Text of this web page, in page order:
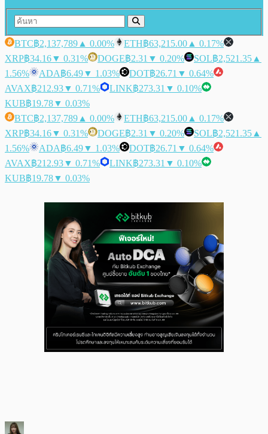
BTC฿2,137,789 ▲ 0.00% ETH฿63,215.00 ▲ 0.17%
XRP฿34.16▼ 0.31% DOGE฿2.31 ▼ 0.20% SOL฿2,521.35 ▲
1.56%
ADA฿6.49▼ 1.03% DOT฿26.71 ▼ 0.64%
AVAX฿212.93▼ 0.71% LINK฿273.31 ▼ 0.10%
KUB฿19.78▼ 0.03%
BTC฿2,137,789 ▲ 0.00% ETH฿63,215.00 ▲ 0.17%
XRP฿34.16▼ 0.31% DOGE฿2.31 ▼ 0.20% SOL฿2,521.35 ▲
1.56%
ADA฿6.49▼ 1.03% DOT฿26.71 ▼ 0.64%
AVAX฿212.93▼ 0.71% LINK฿273.31 ▼ 0.10%
KUB฿19.78▼ 0.03%